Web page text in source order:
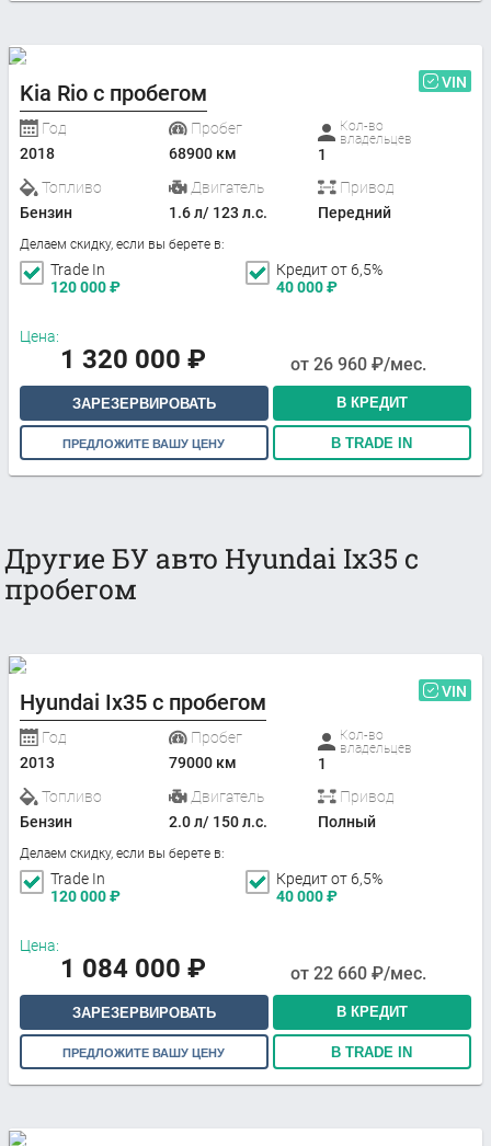
Kia Rio с пробегом VIN
Год
2018
Пробег
68900 км
Кол-во
владельцев
1
Топливо
Бензин
Двигатель
1.6 л/ 123 л.с.
Привод
Передний
Делаем скидку, если вы берете в:
Trade In
120 000₽
Кредит от 6,5%
40 000₽
Цена:
1 320 000 ₽ от 26 960 ₽/мес.
ЗАРЕЗЕРВИРОВАТЬ В КРЕДИТ
ПРЕДЛОЖИТЕ ВАШУ ЦЕНУ В TRADE IN
Другие БУ авто Hyundai Ix35 с
пробегом
Hyundai Ix35 с пробегом VIN
Год
2013
Пробег
79000 км
Кол-во
владельцев
1
Топливо
Бензин
Двигатель
2.0 л/ 150 л.с.
Привод
Полный
Делаем скидку, если вы берете в:
Trade In
120 000₽
Кредит от 6,5%
40 000₽
Цена:
1 084 000 ₽ от 22 660 ₽/мес.
ЗАРЕЗЕРВИРОВАТЬ В КРЕДИТ
ПРЕДЛОЖИТЕ ВАШУ ЦЕНУ В TRADE IN